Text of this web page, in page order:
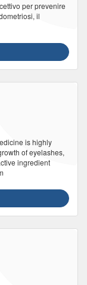
per prevenire
il
is highly
of eyelashes,
ingredient